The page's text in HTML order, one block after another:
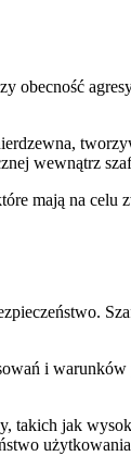
obecność
wewnątrz
mają na celu
i
takich jak